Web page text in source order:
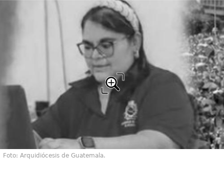
Foto: Arquidiócesis de Guatemala.